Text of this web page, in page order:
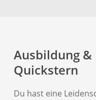
Ausbildung
Quickstern
Du hast eine